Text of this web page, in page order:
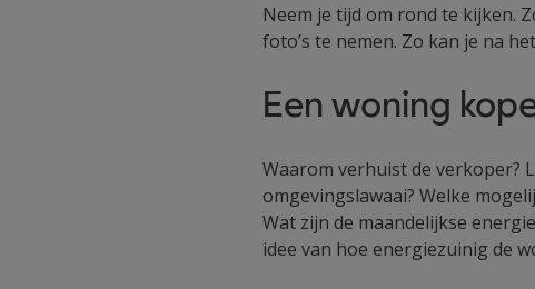
Neem je tijd om rond te kijken.
foto’s te nemen. Zo kan je na
Een woning
Waarom verhuist de verkoper?
omgevingslawaai? Welke
Wat zijn de maandelijkse
idee van hoe energiezuinig de